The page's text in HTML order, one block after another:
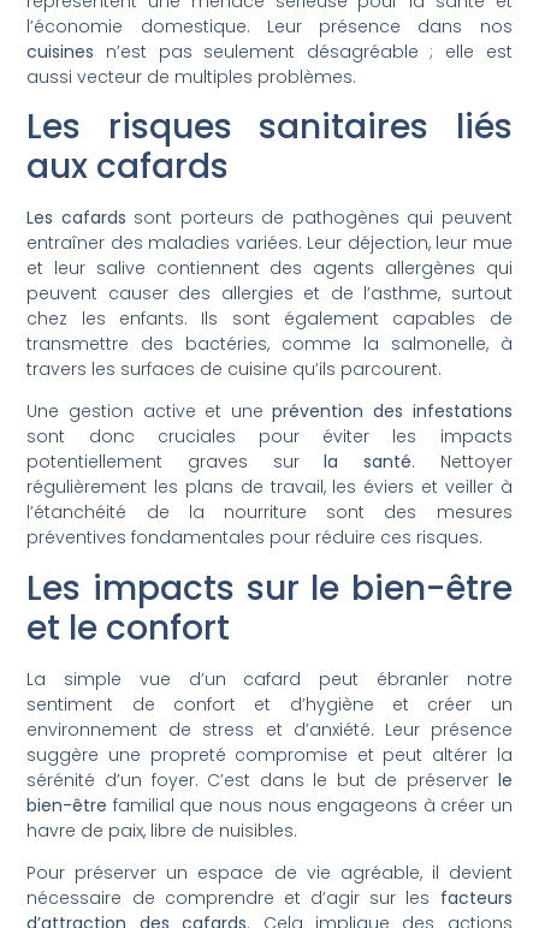
l’économie domestique. Leur présence dans nos
cuisines n’est pas seulement désagréable ; elle est
aussi vecteur de multiples problèmes.
Les risques sanitaires liés
aux cafards
Les cafards sont porteurs de pathogènes qui peuvent
entraîner des maladies variées. Leur déjection, leur mue
et leur salive contiennent des agents allergènes qui
peuvent causer des allergies et de l’asthme, surtout
chez les enfants. Ils sont également capables de
transmettre des bactéries, comme la salmonelle, à
travers les surfaces de cuisine qu’ils parcourent.
Une gestion active et uneprévention des infestations
sont donc cruciales pour éviter les impacts
potentiellement graves surla santé. Nettoyer
régulièrement les plans de travail, les éviers et veiller à
l’étanchéité de la nourriture sont des mesures
préventives fondamentales pour réduire ces risques.
Les impacts sur le bien-être
et le confort
La simple vue d’un cafard peut ébranler notre
sentiment de confort et d’hygiène et créer un
environnement de stress et d’anxiété. Leur présence
suggère une propreté compromise et peut altérer la
sérénité d’un foyer. C’est dans le but de préserver le
bien-être familial que nous nous engageons à créer un
havre de paix, libre de nuisibles.
Pour préserver un espace de vie agréable, il devient
nécessaire de comprendre et d’agir sur les facteurs